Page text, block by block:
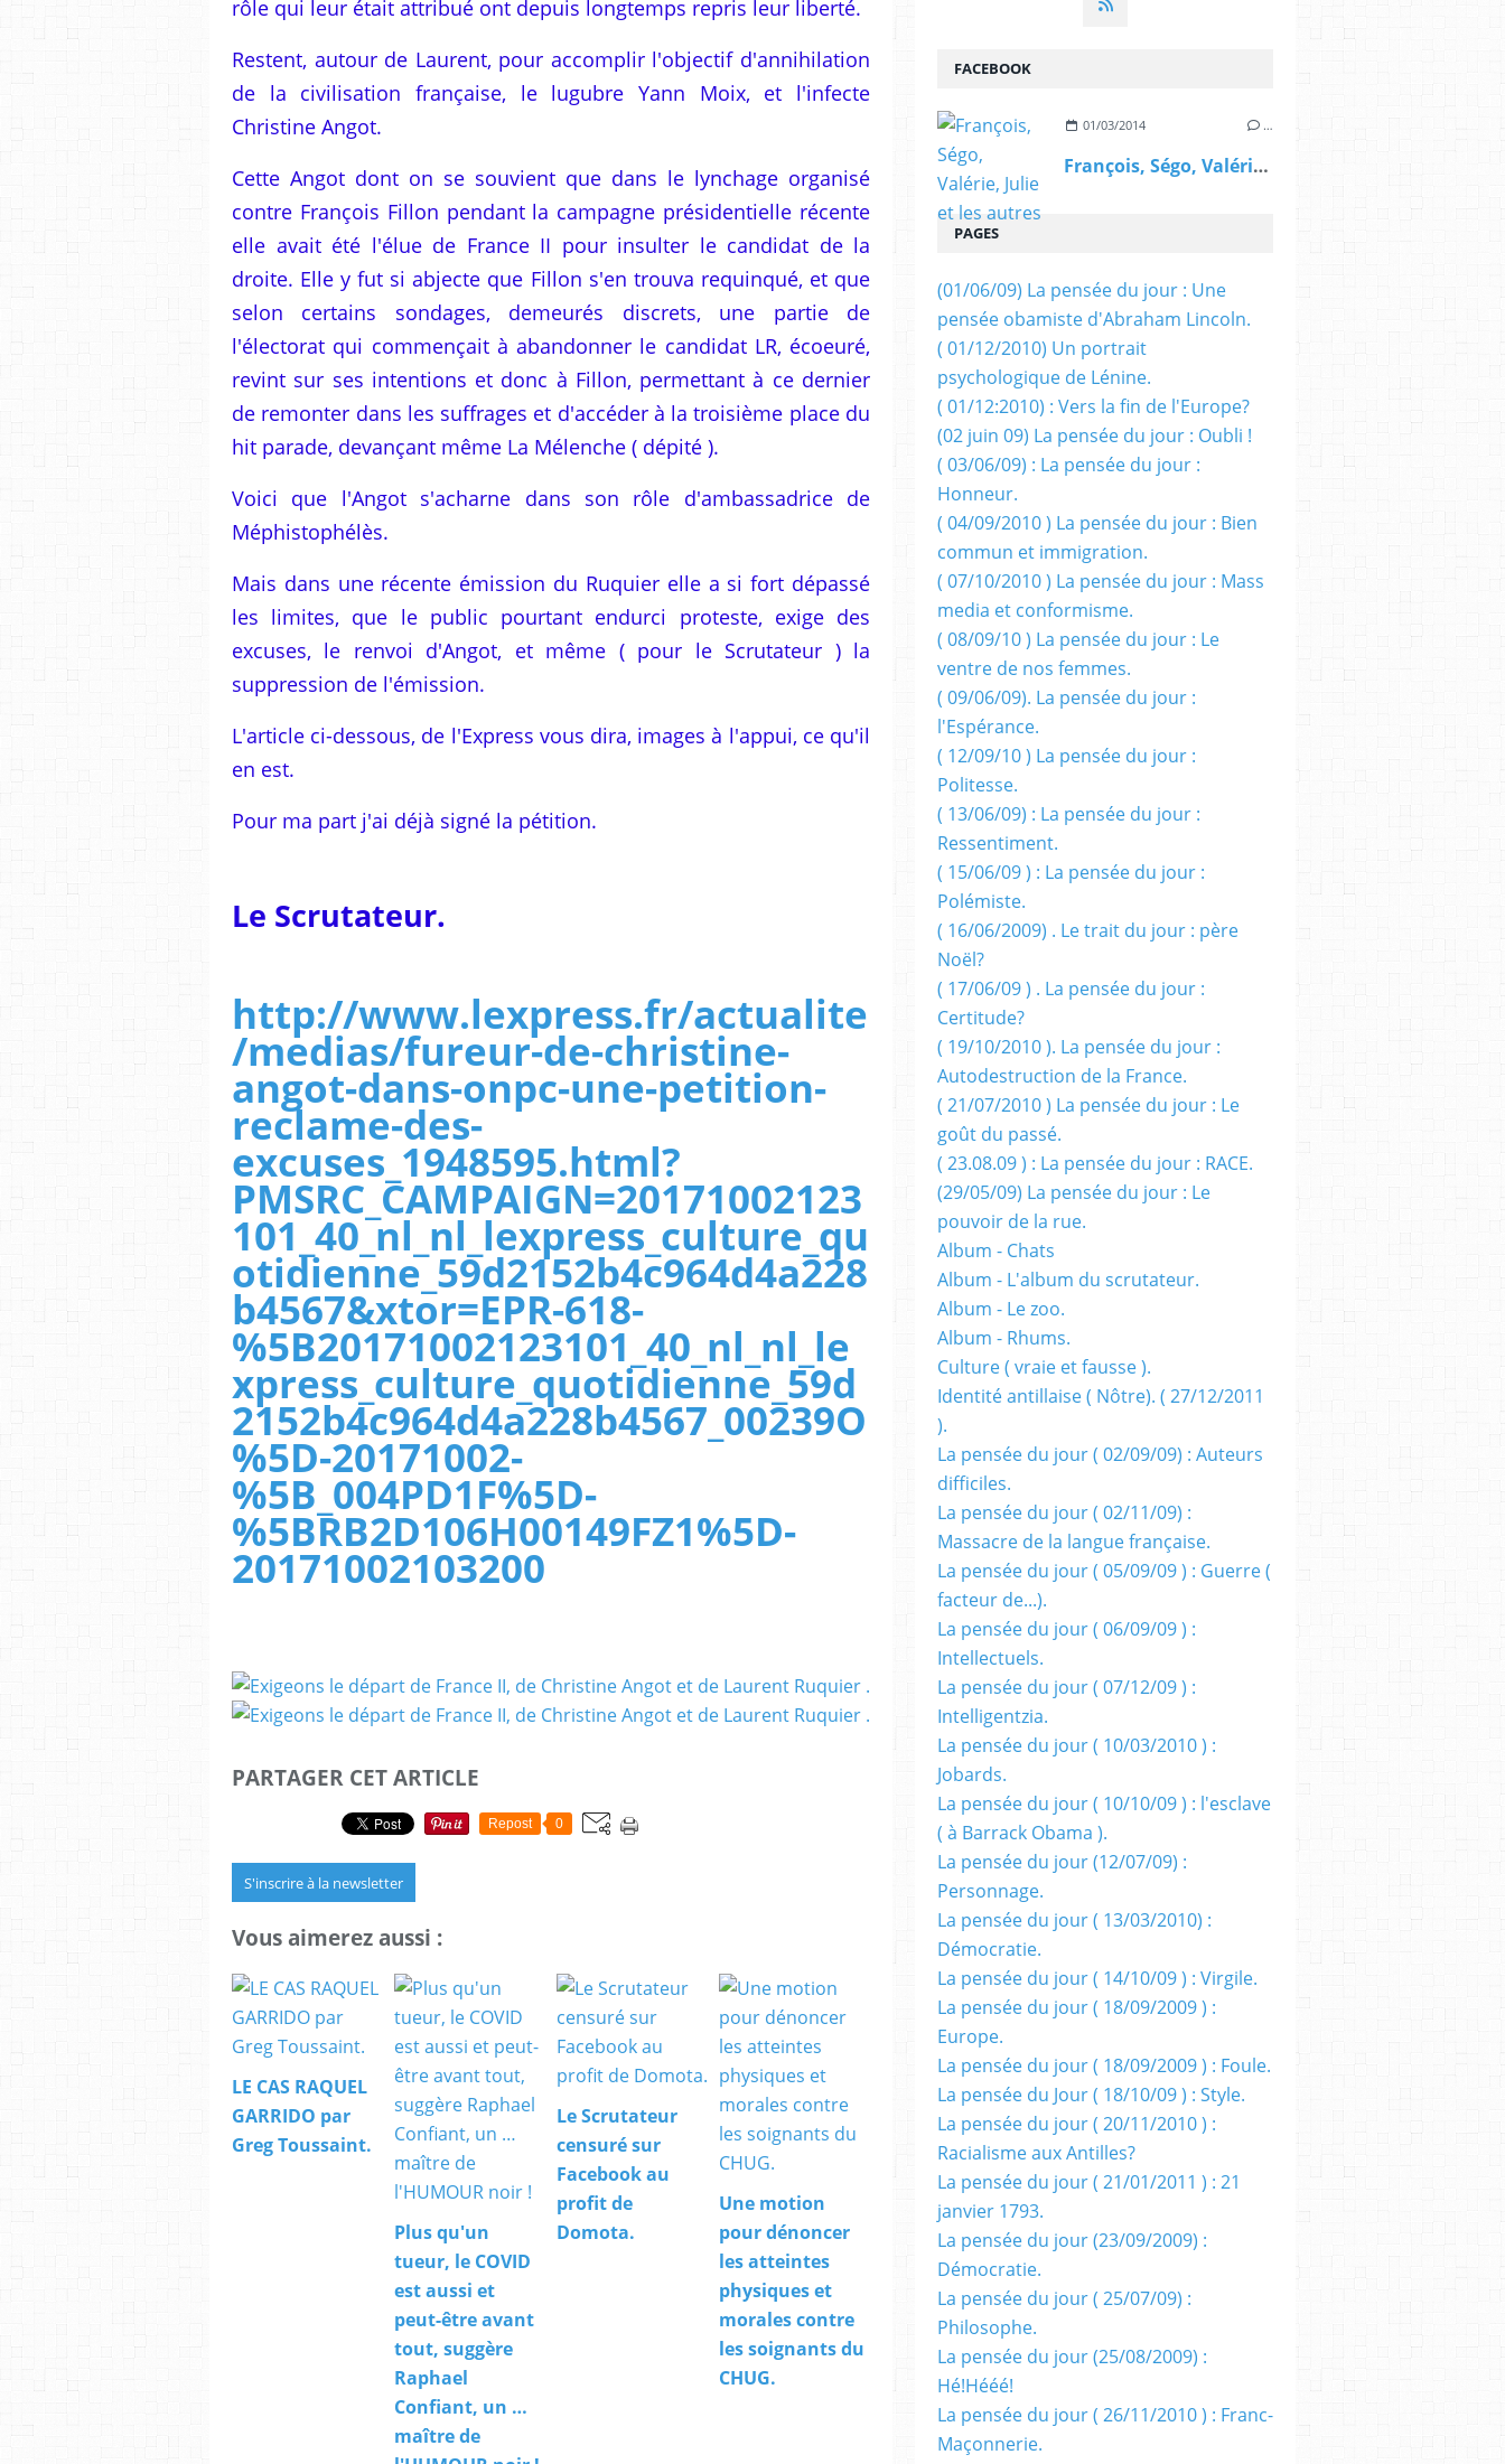
rôle qui leur était attribué ont depuis longtemps repris leur liberté.
Restent, autour de Laurent, pour accomplir l'objectif d'annihilation
de la civilisation française, le lugubre Yann Moix, et l'infecte
Christine Angot.
Cette Angot dont on se souvient que dans le lynchage organisé
contre François Fillon pendant la campagne présidentielle récente
elle avait été l'élue de France II pour insulter le candidat de la
droite. Elle y fut si abjecte que Fillon s'en trouva requinqué, et que
selon certains sondages, demeurés discrets, une partie de
l'électorat qui commençait à abandonner le candidat LR, écoeuré,
revint sur ses intentions et donc à Fillon, permettant à ce dernier
de remonter dans les suffrages et d'accéder à la troisième place du
hit parade, devançant même La Mélenche ( dépité ).
Voici que l'Angot s'acharne dans son rôle d'ambassadrice de
Méphistophélès.
Mais dans une récente émission du Ruquier elle a si fort dépassé
les limites, que le public pourtant endurci proteste, exige des
excuses, le renvoi d'Angot, et même ( pour le Scrutateur ) la
suppression de l'émission.
L'article ci-dessous, de l'Express vous dira, images à l'appui, ce qu'il
en est.
Pour ma part j'ai déjà signé la pétition.
Le Scrutateur.
http://www.lexpress.fr/actualite
/medias/fureur-de-christine-
angot-dans-onpc-une-petition-
reclame-des-
excuses_1948595.html?
PMSRC_CAMPAIGN=20171002123
101_40_nl_nl_lexpress_culture_qu
otidienne_59d2152b4c964d4a228
b4567&xtor=EPR-618-
%5B20171002123101_40_nl_nl_le
xpress_culture_quotidienne_59d
2152b4c964d4a228b4567_00239O
%5D-20171002-
%5B_004PD1F%5D-
%5BRB2D106H00149FZ1%5D-
20171002103200
PARTAGER CET ARTICLE
Repost 0
S'inscrire à la newsletter
Vous aimerez aussi :
LE CAS RAQUEL
GARRIDO par
Greg Toussaint.
Plus qu'un
tueur, le COVID
est aussi et
peut-être avant
tout, suggère
Raphael
Confiant, un …
maître de
Le Scrutateur
censuré sur
Facebook au
profit de
Domota.
Une motion
pour dénoncer
les atteintes
physiques et
morales contre
les soignants du
CHUG.
FACEBOOK
01/03/2014 …
François, Ségo, Valérie, Julie et les autres
PAGES
(01/06/09) La pensée du jour : Une
pensée obamiste d'Abraham Lincoln.
( 01/12/2010) Un portrait
psychologique de Lénine.
( 01/12:2010) : Vers la fin de l'Europe?
(02 juin 09) La pensée du jour : Oubli !
( 03/06/09) : La pensée du jour :
Honneur.
( 04/09/2010 ) La pensée du jour : Bien
commun et immigration.
( 07/10/2010 ) La pensée du jour : Mass
media et conformisme.
( 08/09/10 ) La pensée du jour : Le
ventre de nos femmes.
( 09/06/09). La pensée du jour :
l'Espérance.
( 12/09/10 ) La pensée du jour :
Politesse.
( 13/06/09) : La pensée du jour :
Ressentiment.
( 15/06/09 ) : La pensée du jour :
Polémiste.
( 16/06/2009) . Le trait du jour : père
Noël?
( 17/06/09 ) . La pensée du jour :
Certitude?
( 19/10/2010 ). La pensée du jour :
Autodestruction de la France.
( 21/07/2010 ) La pensée du jour : Le
goût du passé.
( 23.08.09 ) : La pensée du jour : RACE.
(29/05/09) La pensée du jour : Le
pouvoir de la rue.
Album - Chats
Album - L'album du scrutateur.
Album - Le zoo.
Album - Rhums.
Culture ( vraie et fausse ).
Identité antillaise ( Nôtre). ( 27/12/2011
).
La pensée du jour ( 02/09/09) : Auteurs
difficiles.
La pensée du jour ( 02/11/09) :
Massacre de la langue française.
La pensée du jour ( 05/09/09 ) : Guerre (
facteur de...).
La pensée du jour ( 06/09/09 ) :
Intellectuels.
La pensée du jour ( 07/12/09 ) :
Intelligentzia.
La pensée du jour ( 10/03/2010 ) :
Jobards.
La pensée du jour ( 10/10/09 ) : l'esclave
( à Barrack Obama ).
La pensée du jour (12/07/09) :
Personnage.
La pensée du jour ( 13/03/2010) :
Démocratie.
La pensée du jour ( 14/10/09 ) : Virgile.
La pensée du jour ( 18/09/2009 ) :
Europe.
La pensée du jour ( 18/09/2009 ) : Foule.
La pensée du Jour ( 18/10/09 ) : Style.
La pensée du jour ( 20/11/2010 ) :
Racialisme aux Antilles?
La pensée du jour ( 21/01/2011 ) : 21
janvier 1793.
La pensée du jour (23/09/2009) :
Démocratie.
La pensée du jour ( 25/07/09) :
Philosophe.
La pensée du jour (25/08/2009) :
Hé!Hééé!
La pensée du jour ( 26/11/2010 ) : Franc-
Maçonnerie.